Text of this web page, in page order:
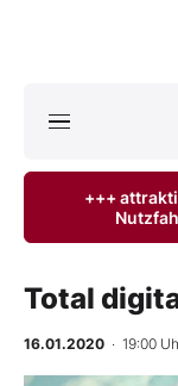
Finanz-Check
+++
Total
16.01.2020 · 19:00